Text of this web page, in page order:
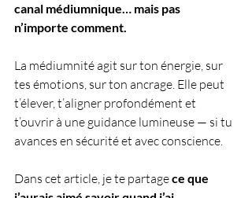
canal médiumnique… mais pas
n’importe comment.
La médiumnité agit sur ton énergie, sur
tes émotions, sur ton ancrage. Elle peut
t’élever, t’aligner profondément et
t’ouvrir à une guidance lumineuse — si tu
avances en sécurité et avec conscience.
Dans cet article, je te partage ce que